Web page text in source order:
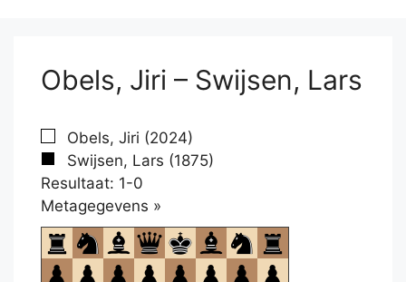
Obels, Jiri – Swijsen, Lars
Obels, Jiri (2024)
Swijsen, Lars (1875)
Resultaat: 1-0
Metagegevens »
om
te
openen.